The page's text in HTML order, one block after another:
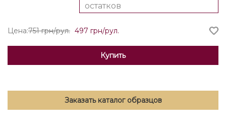
остатков
Цена:751 грн/рул. 497 грн/рул.
Купить
Заказать каталог образцов